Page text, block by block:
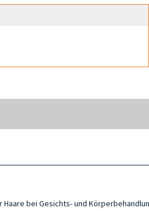
bei Gesichts- und